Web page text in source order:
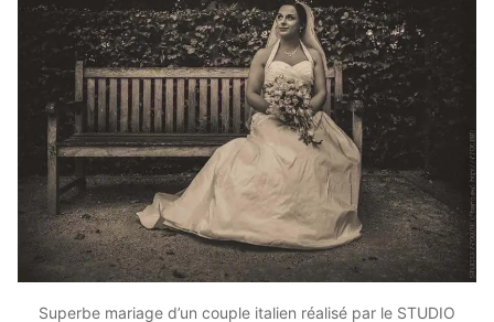
Superbe mariage d’un couple italien réalisé par le STUDIO